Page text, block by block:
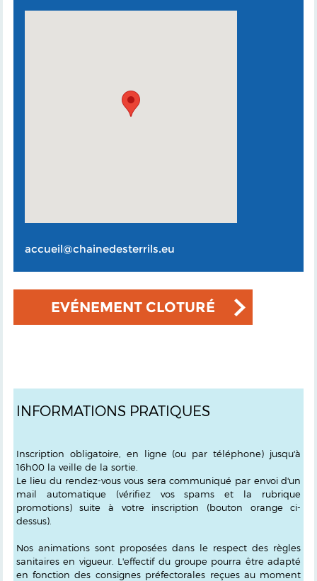
accueil@chainedesterrils.eu
EVÉNEMENT CLOTURÉ
INFORMATIONS PRATIQUES
Inscription obligatoire, en ligne (ou par téléphone) jusqu'à
16h00 la veille de la sortie.
Le lieu du rendez-vous vous sera communiqué par envoi d'un
mail automatique (vérifiez vos spams et la rubrique
promotions)suite à votre inscription (bouton orange ci-
dessus).
Nos animations sont proposées dans le respect des règles
sanitaires en vigueur. L'effectif du groupe pourra être adapté
en fonction des consignes préfectorales reçues au moment